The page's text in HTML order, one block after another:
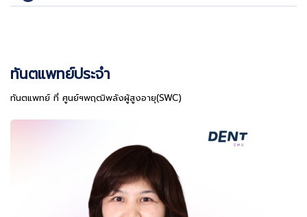
ทันตแพทย์ประจำ
ทันตแพทย์ ที่ ศูนย์ฯพฤฒิพลังผู้สูงอายุ(SWC)